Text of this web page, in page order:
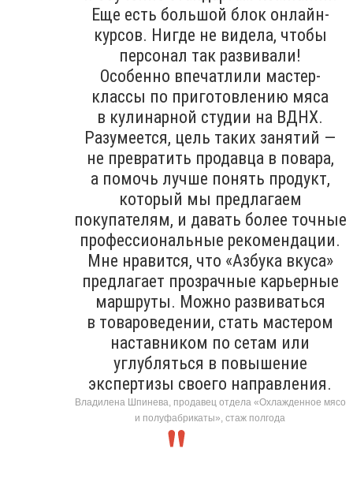
Еще есть большой блок онлайн-
курсов. Нигде не видела, чтобы
персонал так развивали!
Особенно впечатлили мастер-
классы по приготовлению мяса
в кулинарной студии на ВДНХ.
Разумеется, цель таких занятий —
не превратить продавца в повара,
а помочь лучше понять продукт,
который мы предлагаем
покупателям, и давать более точные
профессиональные рекомендации.
Мне нравится, что «Азбука вкуса»
предлагает прозрачные карьерные
маршруты. Можно развиваться
в товароведении, стать мастером
наставником по сетам или
углубляться в повышение
экспертизы своего направления.
Владилена Шпинева, продавец отдела «Охлажденное мясо
и полуфабрикаты», стаж полгода